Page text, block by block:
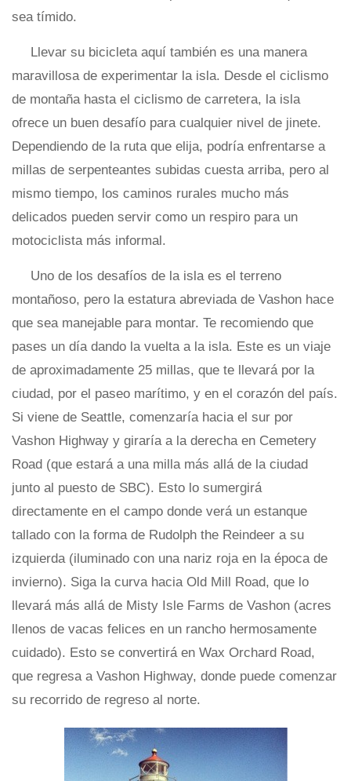
sea tímido.
Llevar su bicicleta aquí también es una manera
maravillosa de experimentar la isla. Desde el ciclismo
de montaña hasta el ciclismo de carretera, la isla
ofrece un buen desafío para cualquier nivel de jinete.
Dependiendo de la ruta que elija, podría enfrentarse a
millas de serpenteantes subidas cuesta arriba, pero al
mismo tiempo, los caminos rurales mucho más
delicados pueden servir como un respiro para un
motociclista más informal.
Uno de los desafíos de la isla es el terreno
montañoso, pero la estatura abreviada de Vashon hace
que sea manejable para montar. Te recomiendo que
pases un día dando la vuelta a la isla. Este es un viaje
de aproximadamente 25 millas, que te llevará por la
ciudad, por el paseo marítimo, y en el corazón del país.
Si viene de Seattle, comenzaría hacia el sur por
Vashon Highway y giraría a la derecha en Cemetery
Road (que estará a una milla más allá de la ciudad
junto al puesto de SBC). Esto lo sumergirá
directamente en el campo donde verá un estanque
tallado con la forma de Rudolph the Reindeer a su
izquierda (iluminado con una nariz roja en la época de
invierno). Siga la curva hacia Old Mill Road, que lo
llevará más allá de Misty Isle Farms de Vashon (acres
llenos de vacas felices en un rancho hermosamente
cuidado). Esto se convertirá en Wax Orchard Road,
que regresa a Vashon Highway, donde puede comenzar
su recorrido de regreso al norte.